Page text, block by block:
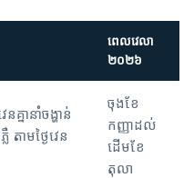
ពេលវេលា
២០២៦
គ្នានាំចង្ហាន់
តាមថ្ងៃវេន
ចុងខែ
កញ្ញាដល់
ដើមខែ
តុលា